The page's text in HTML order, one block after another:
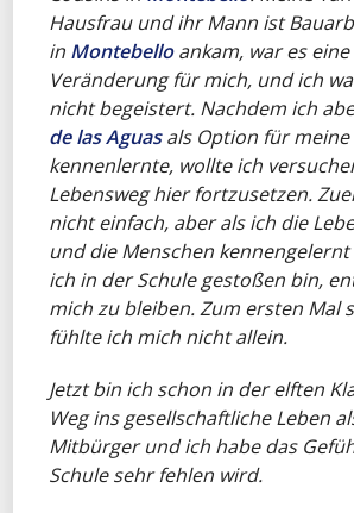
Hausfrau und ihr Mann ist
in Montebello ankam, war es
Veränderung für mich, und ich
nicht begeistert. Nachdem ich
de las Aguasals Option für meine
kennenlernte, wollte ich
Lebensweg hier fortzusetzen.
nicht einfach, aber als ich die
und die Menschen
ich in der Schule gestoßen bin,
mich zu bleiben. Zum ersten Mal
fühlte ich mich nicht allein.
Jetzt bin ich schon in der elften
Weg ins gesellschaftliche Leben
Mitbürger und ich habe das
Schule sehr fehlen wird.